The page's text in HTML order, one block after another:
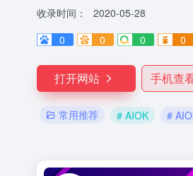
收录时间：
2020-05-28
0
0 0 0
打开网站 手机查
常用推荐 # AIOK #